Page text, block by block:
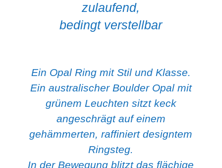
zulaufend,
bedingt verstellbar
Ein Opal Ring mit Stil und Klasse.
Ein australischer Boulder Opal mit
grünem Leuchten sitzt keck
angeschrägt auf einem
gehämmerten, raffiniert designtem
Ringsteg.
In der Bewegung blitzt das flächige